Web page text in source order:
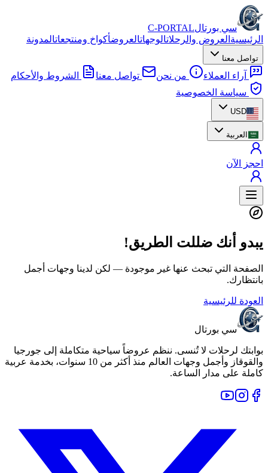
سي بورتالC-PORTAL
الرئيسية العروض والرحلاتالوجهاتالعروضأكواخ ومنتجعاتالمدونة
تواصل معنا
آراء العملاء من نحن تواصل معنا
الشروط والأحكام
سياسة الخصوصية
USD
العربية
احجز الآن
يبدو أنك ضللت الطريق!
الصفحة التي تبحث عنها غير موجودة — لكن لدينا وجهات أجمل
بانتظارك.
العودة للرئيسية
سي بورتال
بوابتك لرحلات لا تُنسى. ننظم عروضاً سياحية متكاملة إلى جورجيا
والقوقاز وأجمل وجهات العالم منذ أكثر من 10 سنوات، بخدمة عربية
كاملة على مدار الساعة.